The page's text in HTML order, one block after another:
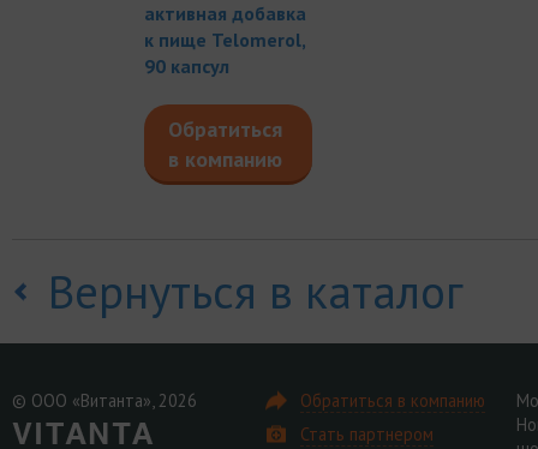
активная добавка
к пище Telomerol,
90 капсул
Обратиться
в компанию
Вернуться в каталог
© ООО «Витанта», 2026
Обратиться в компанию
Стать партнером